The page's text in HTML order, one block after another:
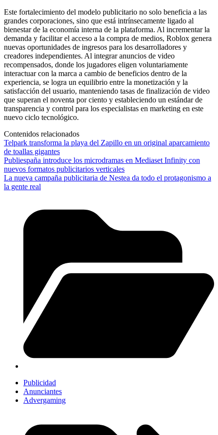
Este fortalecimiento del modelo publicitario no solo beneficia a las
grandes corporaciones, sino que está intrínsecamente ligado al
bienestar de la economía interna de la plataforma. Al incrementar la
demanda y facilitar el acceso a la compra de medios, Roblox genera
nuevas oportunidades de ingresos para los desarrolladores y
creadores independientes. Al integrar anuncios de video
recompensados, donde los jugadores eligen voluntariamente
interactuar con la marca a cambio de beneficios dentro de la
experiencia, se logra un equilibrio entre la monetización y la
satisfacción del usuario, manteniendo tasas de finalización de video
que superan el noventa por ciento y estableciendo un estándar de
transparencia y control para los especialistas en marketing en este
nuevo ciclo tecnológico.
Contenidos relacionados
Telpark transforma la playa del Zapillo en un original aparcamiento
de toallas gigantes
Publiespaña introduce los microdramas en Mediaset Infinity con
nuevos formatos publicitarios verticales
La nueva campaña publicitaria de Nestea da todo el protagonismo a
la gente real
Publicidad
Anunciantes
Advergaming